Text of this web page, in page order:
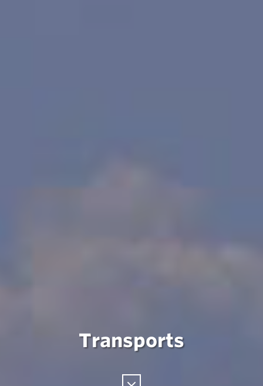
Transports